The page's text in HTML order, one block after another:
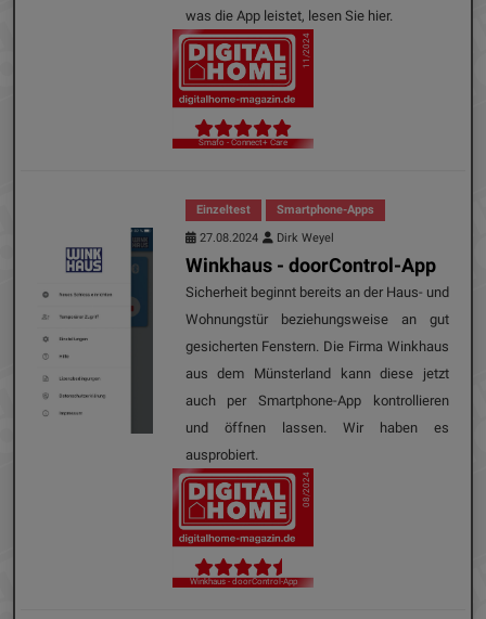
was die App leistet, lesen Sie hier.
11/2024
Smafo - Connect+ Care
Einzeltest
Smartphone-Apps
27.08.2024
Dirk Weyel
Winkhaus - doorControl-App
Sicherheit beginnt bereits an der Haus- und
Wohnungstür beziehungsweise an gut
gesicherten Fenstern. Die Firma Winkhaus
aus dem Münsterland kann diese jetzt
auch per Smartphone-App kontrollieren
und öffnen lassen. Wir haben es
ausprobiert.
08/2024
Winkhaus - doorControl-App
Alle Cookies akzeptieren
Cookie Optionen
Impressum Datenschutz